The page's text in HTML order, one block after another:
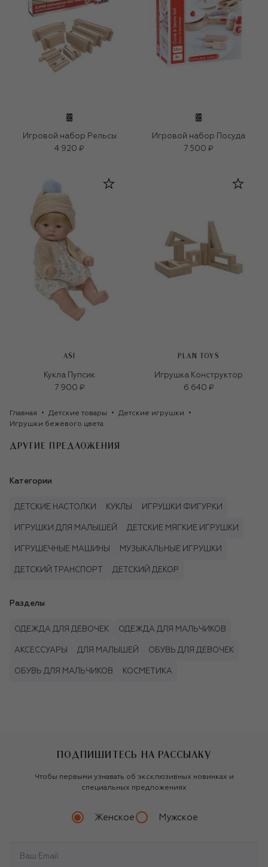
Игровой набор Рельсы
4 920 ₽
Игровой набор Посуда
7 500 ₽
ASI
Кукла Пупсик
7 900 ₽
PLAN TOYS
Игрушка Конструктор
6 640 ₽
Главная Детские товары
Детские игрушки
Игрушки бежевого цвета
ДРУГИЕ ПРЕДЛОЖЕНИЯ
Категории
ДЕТСКИЕ НАСТОЛКИ КУКЛЫ ИГРУШКИ ФИГУРКИ
ИГРУШКИ ДЛЯ МАЛЫШЕЙ ДЕТСКИЕ МЯГКИЕ ИГРУШКИ
ИГРУШЕЧНЫЕ МАШИНЫ МУЗЫКАЛЬНЫЕ ИГРУШКИ
ДЕТСКИЙ ТРАНСПОРТ ДЕТСКИЙ ДЕКОР
Разделы
ОДЕЖДА ДЛЯ ДЕВОЧЕК ОДЕЖДА ДЛЯ МАЛЬЧИКОВ
АКСЕССУАРЫ ДЛЯ МАЛЫШЕЙ ОБУВЬ ДЛЯ ДЕВОЧЕК
ОБУВЬ ДЛЯ МАЛЬЧИКОВ КОСМЕТИКА
ПОДПИШИТЕСЬ НА РАССЫЛКУ
Чтобы первыми узнавать об эксклюзивных новинках и
специальных предложениях
Женское Мужское